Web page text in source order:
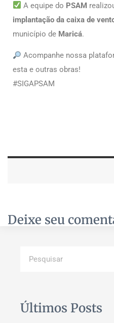
A equipe do PSAM
implantação da caixa de
município de Maricá.
Acompanhe nossa
esta e outras obras!
#SIGAPSAM
Deixe seu
Últimos Posts